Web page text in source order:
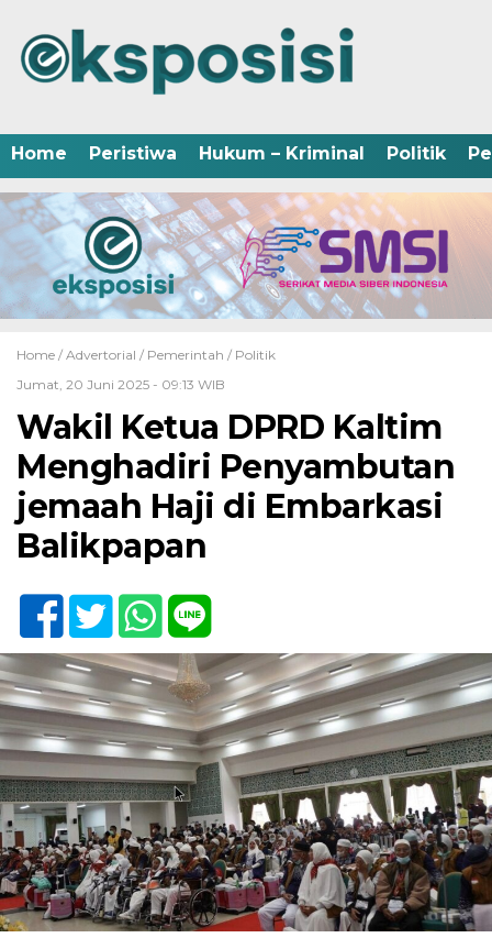
Home Peristiwa Hukum – Kriminal Politik
Home / Advertorial / Pemerintah / Politik
Jumat, 20 Juni 2025 - 09:13 WIB
Wakil Ketua DPRD Kaltim
Menghadiri Penyambutan
jemaah Haji di Embarkasi
Balikpapan